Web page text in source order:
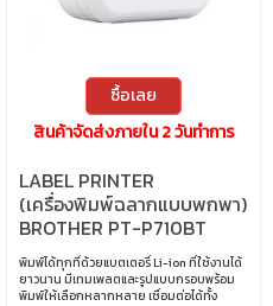
ซื้อเลย
สินค้าจัดส่งภายใน 2 วันทำการ
LABEL PRINTER
(เครื่องพิมพ์ฉลากแบบพกพา)
BROTHER PT-P710BT
WHITE
พิมพ์ได้ทุกที่ด้วยแบตเตอรี่ Li-ion ที่ใช้งานได้
ยาวนาน มีเทมเพลตและรูปแบบกรอบพร้อม
พิมพ์ให้เลือกหลากหลาย เชื่อมต่อได้ทั้ง